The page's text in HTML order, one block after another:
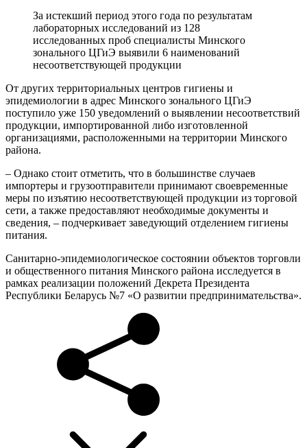
За истекший период этого года по результатам
лабораторных исследований из 128
исследованных проб специалисты Минского
зонального ЦГиЭ выявили 6 наименований
несоответствующей продукции
От других территориальных центров гигиены и
эпидемиологии в адрес Минского зонального ЦГиЭ
поступило уже 150 уведомлений о выявлении несоответствий
продукции, импортированной либо изготовленной
организациями, расположенными на территории Минского
района.
– Однако стоит отметить, что в большинстве случаев
импортеры и грузоотправители принимают своевременные
меры по изъятию несоответствующей продукции из торговой
сети, а также предоставляют необходимые документы и
сведения, – подчеркивает заведующий отделением гигиены
питания.
Санитарно-эпидемиологическое состоянии объектов торговли
и общественного питания Минского района исследуется в
рамках реализации положений Декрета Президента
Республики Беларусь №7 «О развитии предпринимательства».